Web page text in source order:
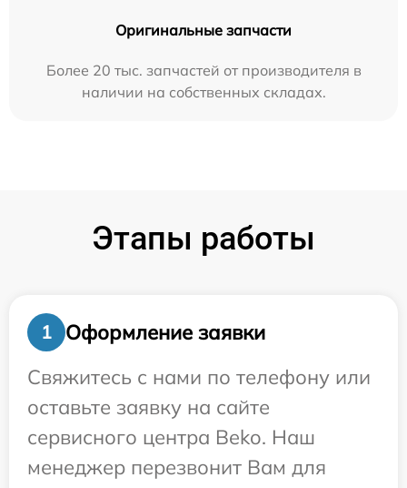
Оригинальные запчасти
Более 20 тыс. запчастей от производителя в
наличии на собственных складах.
Этапы работы
1
Оформление заявки
Свяжитесь с нами по телефону или
оставьте заявку на сайте
сервисного центра Beko. Наш
менеджер перезвонит Вам для